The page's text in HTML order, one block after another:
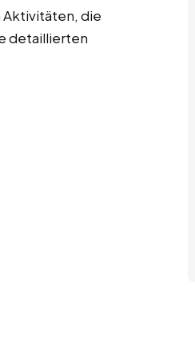
Aktivitäten, die
detaillierten